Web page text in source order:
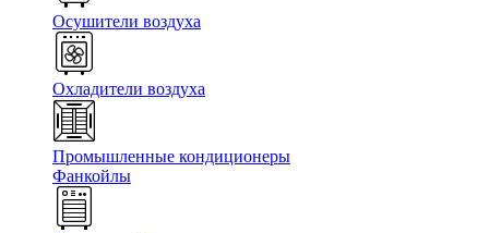
Осушители воздуха
Охладители воздуха
Промышленные кондиционеры
Фанкойлы